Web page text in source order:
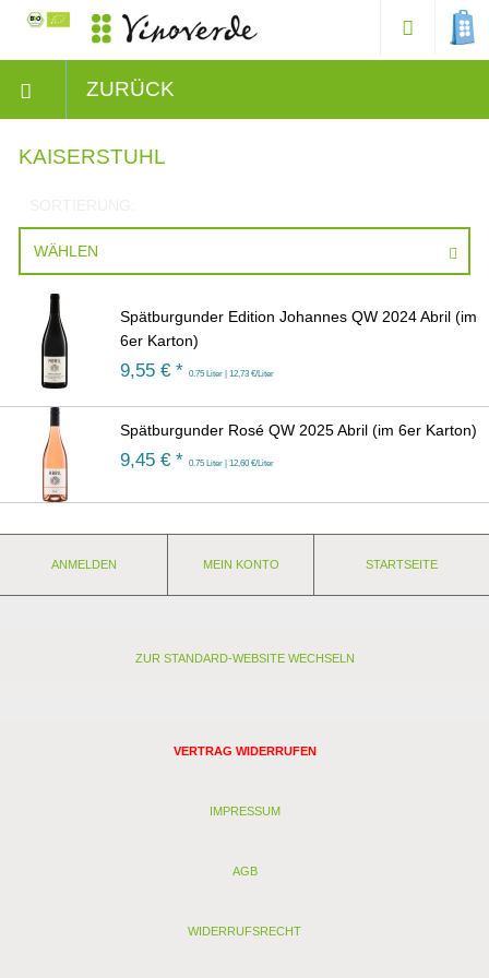
ZURÜCK
KAISERSTUHL
WÄHLEN
Spätburgunder Edition Johannes QW 2024 Abril (im
6er Karton)
9,55 € * 0.75 Liter | 12,73 €/Liter
Spätburgunder Rosé QW 2025 Abril (im 6er Karton)
9,45 € * 0.75 Liter | 12,60 €/Liter
ANMELDEN MEIN KONTO STARTSEITE
ZUR STANDARD-WEBSITE WECHSELN
VERTRAG WIDERRUFEN
IMPRESSUM
AGB
WIDERRUFSRECHT